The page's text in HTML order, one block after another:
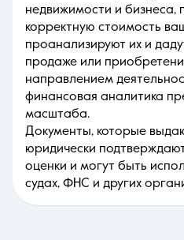
недвижимости и бизнеса,
корректную стоимость
проанализируют их и
продаже или
направлением
финансовая аналитика
масштаба.
Документы, которые
юридически
оценки и могут быть
судах, ФНС и других